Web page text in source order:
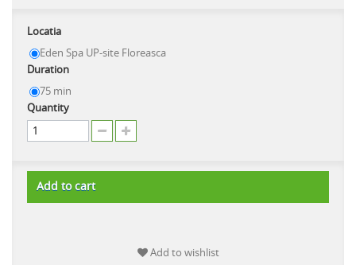
Locatia
Eden Spa UP-site Floreasca
Duration
75 min
Quantity
Add to cart
Add to wishlist